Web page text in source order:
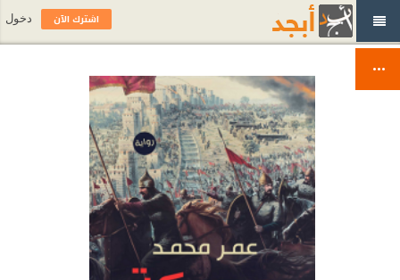
اشترك الآن دخول